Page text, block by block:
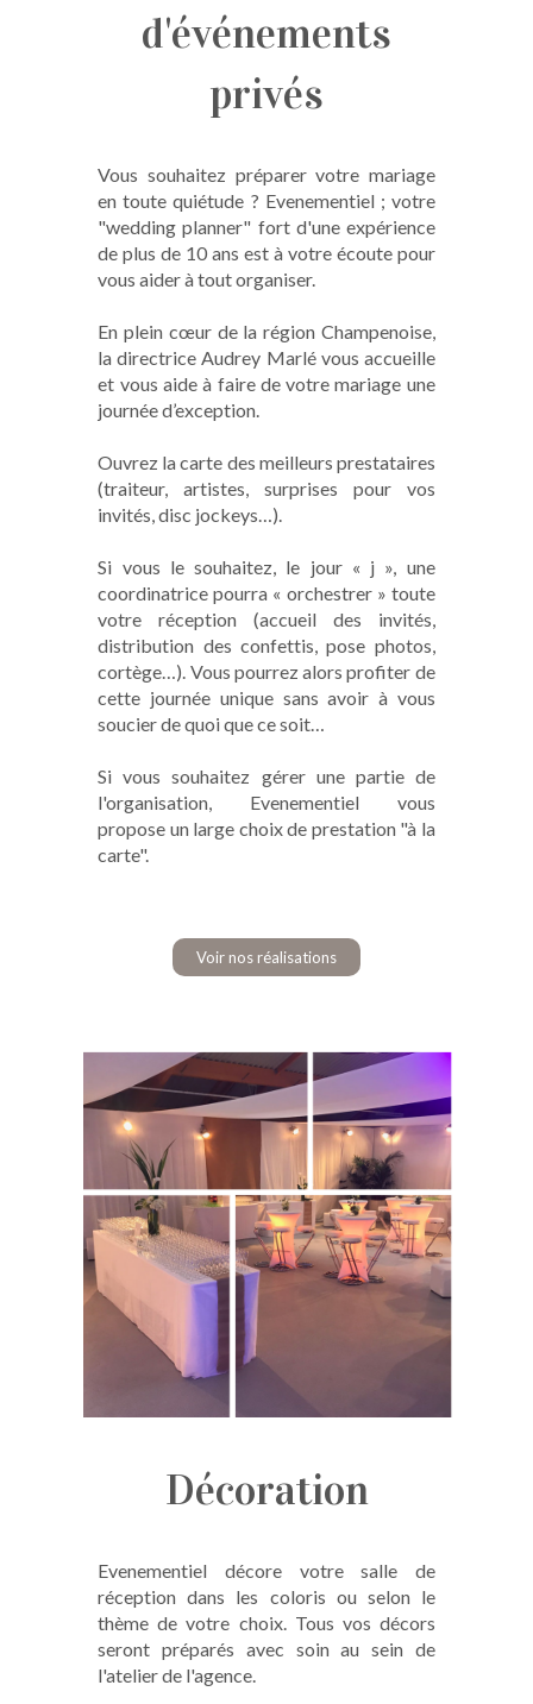
d'événements
privés
Vous souhaitez préparer votre mariage
en toute quiétude ? Evenementiel ; votre
"wedding planner" fort d'une expérience
de plus de 10 ans est à votre écoute pour
vous aider à tout organiser.
En plein cœur de la région Champenoise,
la directrice Audrey Marlé vous accueille
et vous aide à faire de votre mariage une
journée d’exception.
Ouvrez la carte des meilleurs prestataires
(traiteur, artistes, surprises pour vos
invités, disc jockeys…).
Si vous le souhaitez, le jour « j », une
coordinatrice pourra « orchestrer » toute
votre réception (accueil des invités,
distribution des confettis, pose photos,
cortège…). Vous pourrez alors profiter de
cette journée unique sans avoir à vous
soucier de quoi que ce soit…
Si vous souhaitez gérer une partie de
l'organisation, Evenementiel vous
propose un large choix de prestation "à la
carte".
Voir nos réalisations
Décoration
Evenementiel décore votre salle de
réception dans les coloris ou selon le
thème de votre choix. Tous vos décors
seront préparés avec soin au sein de
l'atelier de l'agence.